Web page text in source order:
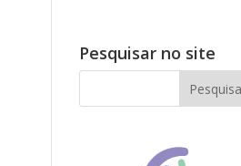
Pesquisar no site